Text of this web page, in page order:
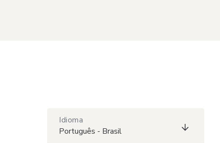
Idioma
Português - Brasil